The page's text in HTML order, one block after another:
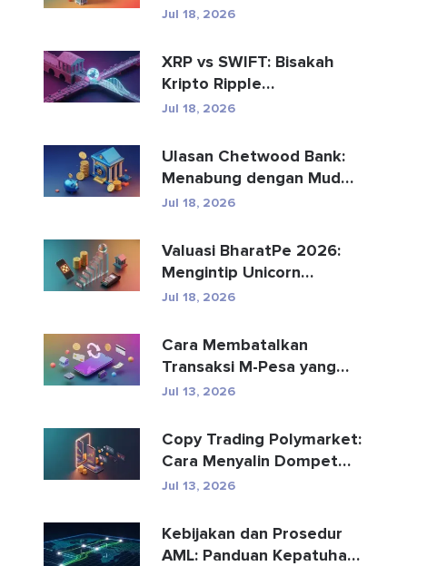
Mana? Kisah Lengkap
Jul 18, 2026
XRP vs SWIFT: Bisakah
Kripto Ripple
Menggantikan
Jul 18, 2026
Ulasan Chetwood Bank:
Menabung dengan Mudah
dan Perbankan yang
Jul 18, 2026
Valuasi BharatPe 2026:
Mengintip Unicorn
Fintech Senilai $2,85 Mil...
Jul 18, 2026
Cara Membatalkan
Transaksi M-Pesa yang
Terkirim Secara Tidak
Jul 13, 2026
Copy Trading Polymarket:
Cara Menyalin Dompet
Teratas dengan Aman
Jul 13, 2026
Kebijakan dan Prosedur
AML: Panduan Kepatuhan